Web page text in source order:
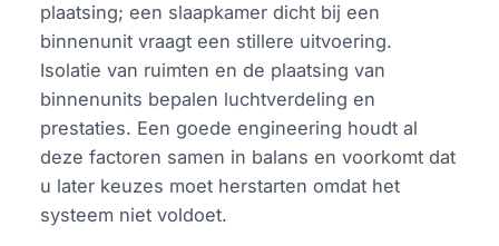
plaatsing; een slaapkamer dicht bij een
binnenunit vraagt een stillere uitvoering.
Isolatie van ruimten en de plaatsing van
binnenunits bepalen luchtverdeling en
prestaties. Een goede engineering houdt al
deze factoren samen in balans en voorkomt dat
u later keuzes moet herstarten omdat het
systeem niet voldoet.